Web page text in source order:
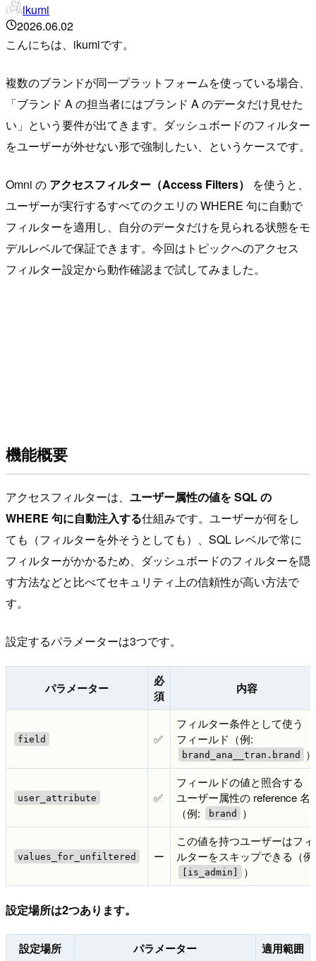
ikumi
2026.06.02
こんにちは、ikumiです。
複数のブランドが同一プラットフォームを使っている場合、
「ブランド A の担当者にはブランド A のデータだけ見せた
い」という要件が出てきます。ダッシュボードのフィルター
をユーザーが外せない形で強制したい、というケースです。
Omni の アクセスフィルター（Access Filters）
を使うと、
ユーザーが実行するすべてのクエリの WHERE 句に自動で
フィルターを適用し、自分のデータだけを見られる状態をモ
デルレベルで保証できます。今回はトピックへのアクセス
フィルター設定から動作確認まで試してみました。
機能概要
アクセスフィルターは、 ユーザー属性の値を SQL の
WHERE 句に自動注入する仕組みです。ユーザーが何をし
ても（フィルターを外そうとしても）、SQL レベルで常に
フィルターがかかるため、ダッシュボードのフィルターを隠
す方法などと比べてセキュリティ上の信頼性が高い方法で
す。
設定するパラメーターは3つです。
パラメーター
必
須
内容
field ✅
フィルター条件として使う
フィールド（例:
brand_ana__tran.brand ）
user_attribute ✅
フィールドの値と照合する
ユーザー属性の reference 名
（例:
brand ）
values_for_unfiltered ー
この値を持つユーザーはフィ
ルターをスキップできる（例:
[is_admin] ）
設定場所は2つあります。
設定場所 パラメーター 適用範囲